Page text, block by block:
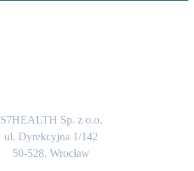
S7HEALTH Sp. z o.o.
ul. Dyrekcyjna 1/142
50-528, Wrocław